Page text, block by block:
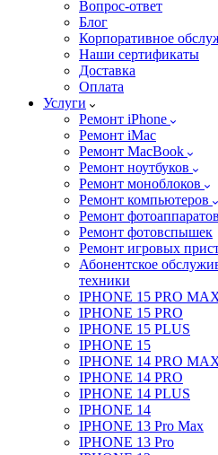
Вопрос-ответ
Блог
Корпоративное
Наши сертификаты
Доставка
Оплата
Услуги
Ремонт iPhone
Ремонт iMac
Ремонт MacBook
Ремонт ноутбуков
Ремонт моноблоков
Ремонт компьютеров
Ремонт фотоаппаратов
Ремонт фотовспышек
Ремонт игровых
Абонентское
техники
IPHONE 15 PRO
IPHONE 15 PRO
IPHONE 15 PLUS
IPHONE 15
IPHONE 14 PRO
IPHONE 14 PRO
IPHONE 14 PLUS
IPHONE 14
IPHONE 13 Pro Max
IPHONE 13 Pro